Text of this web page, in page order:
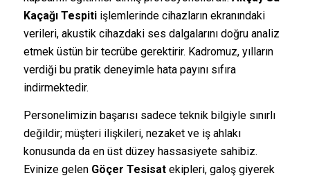
Kaçağı Tespitiişlemlerinde cihazların ekranındaki
verileri, akustik cihazdaki ses dalgalarını doğru analiz
etmek üstün bir tecrübe gerektirir. Kadromuz, yılların
verdiği bu pratik deneyimle hata payını sıfıra
indirmektedir.
Personelimizin başarısı sadece teknik bilgiyle sınırlı
değildir; müşteri ilişkileri, nezaket ve iş ahlakı
konusunda da en üst düzey hassasiyete sahibiz.
Evinize gelen Göçer Tesisatekipleri, galoş giyerek